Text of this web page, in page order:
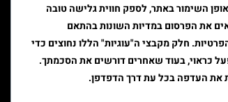
השימור באתר, לספק חווית גלישה טובה
את הפרסום במדיות השונות בהתאם
חלק מקבצי ה"עוגיות" הללו נחוצים כדי
כראוי, בעוד שאחרים דורשים את הסכמתך.
את העדפה בכל עת דרך הדפדפן.